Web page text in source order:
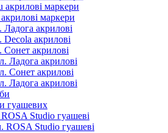
акрилові маркери
маркери
Ладога акрилові
Decola акрилові
Сонет акрилові
Ладога акрилові
Сонет акрилові
Ладога акрилові
гуашевих
Studio гуашеві
ROSA Studio гуашеві